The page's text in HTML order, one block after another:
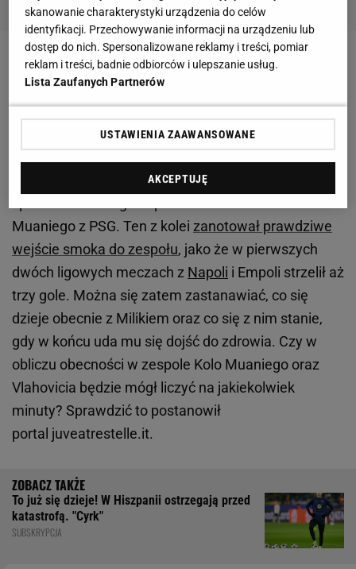
Zobacz wideo
Juventus ma nową gwiazdę. Dla Milika zabraknie
nie wytrzymał i w styczniowym okienku
Muaniego z PSG. Ten z kolei zanotował prawdziwe
wejście smoka do zespołu, jako że w pierwszych
dwóch ligowych meczach z Napoli i Empoli strzelił aż
trzy gole. Można się zatem zastanawiać, co się
dzieje obecnie z Milikiem oraz co się z nim stanie,
gdy w końcu uda mu się dojść do zdrowia. Czy w
obliczu obecności w zespole Kolo Muaniego oraz
Vlahovicia będzie mógł liczyć na jakiekolwiek
minuty? Sprawdzić to postanowił
portal juveatrestelle.it.
To już się dzieje! W Hiszpanii ostrzegają przed
katastrofą. "Cyrk"
SUBSKRYPCJA
skanowanie charakterystyki urządzenia do celów
identyfikacji. Przechowywanie informacji na urządzeniu lub
dostęp do nich. Spersonalizowane reklamy i treści, pomiar
reklam i treści, badnie odbiorców i ulepszanie usług.
Lista Zaufanych Partnerów
USTAWIENIA ZAAWANSOWANE
AKCEPTUJĘ